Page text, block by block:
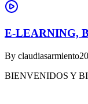
E-LEARNING,
By
BIENVENIDOS Y